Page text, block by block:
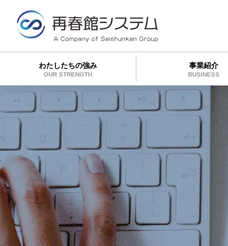
わたしたちの強み
OUR STRENGTH
事業紹介
BUSINESS